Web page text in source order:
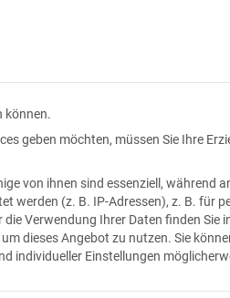
können.
geben möchten, müssen Sie Ihre
von ihnen sind essenziell, während
werden (z. B. IP-Adressen), z. B. für
Verwendung Ihrer Daten finden Sie
dieses Angebot zu nutzen. Sie
individueller Einstellungen